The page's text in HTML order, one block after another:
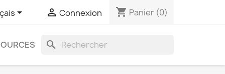
  Connexion shopping_cart Panier (0)
search